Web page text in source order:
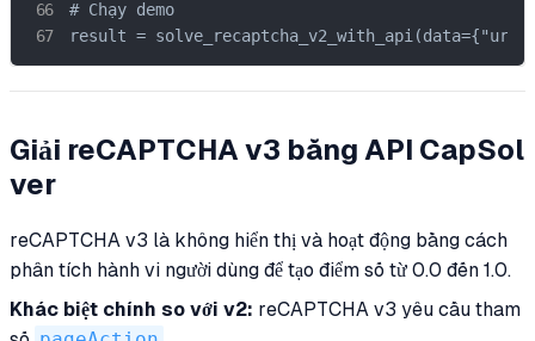
# Chạy demo
result = solve_recaptcha_v2_with_api(data={"url":
Giải reCAPTCHA v3 bằng API CapSol
ver
reCAPTCHA v3 là không hiển thị và hoạt động bằng cách
phân tích hành vi người dùng để tạo điểm số từ 0.0 đến 1.0.
Khác biệt chính so với v2: reCAPTCHA v3 yêu cầu tham